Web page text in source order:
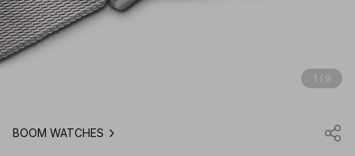
1 / 9
BOOM WATCHES